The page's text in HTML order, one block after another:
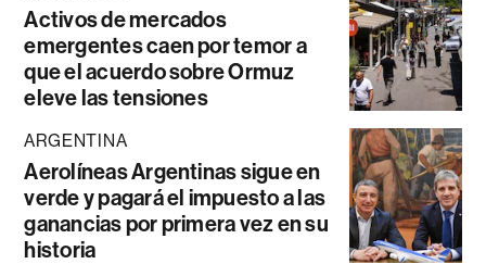
Activos de mercados
emergentes caen por temor a
que el acuerdo sobre Ormuz
eleve las tensiones
ARGENTINA
Aerolíneas Argentinas sigue en
verde y pagará el impuesto a las
ganancias por primera vez en su
historia